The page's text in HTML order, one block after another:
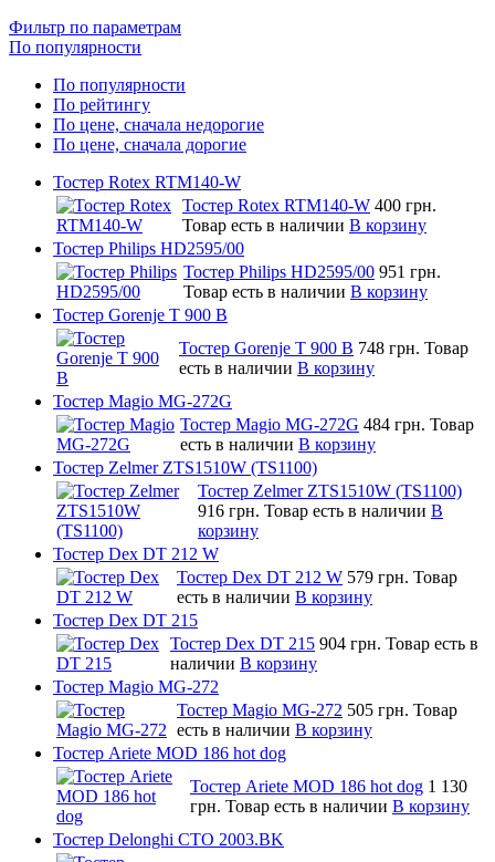
Фильтр по параметрам
По популярности
По популярности
По рейтингу
По цене, сначала недорогие
По цене, сначала дорогие
Тостер Rotex RTM140-W
Тостер Rotex RTM140-W 400 грн.
Товар есть в наличии В корзину
Тостер Philips HD2595/00
Тостер Philips HD2595/00 951 грн.
Товар есть в наличии В корзину
Тостер Gorenje T 900 B
Тостер Gorenje T 900 B 748 грн. Товар
есть в наличии В корзину
Тостер Magio MG-272G
Тостер Magio MG-272G 484 грн. Товар
есть в наличии В корзину
Тостер Zelmer ZTS1510W (TS1100)
Тостер Zelmer ZTS1510W (TS1100)
916 грн. Товар есть в наличии В
корзину
Тостер Dex DT 212 W
Тостер Dex DT 212 W 579 грн. Товар
есть в наличии В корзину
Тостер Dex DT 215
Тостер Dex DT 215 904 грн. Товар есть в
наличии В корзину
Тостер Magio MG-272
Тостер Magio MG-272 505 грн. Товар
есть в наличии В корзину
Тостер Ariete MOD 186 hot dog
Тостер Ariete MOD 186 hot dog 1 130
грн. Товар есть в наличии В корзину
Тостер Delonghi CTO 2003.BK